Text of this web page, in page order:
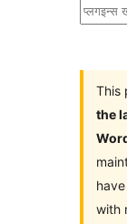
प्लगइन्स
This
the
with